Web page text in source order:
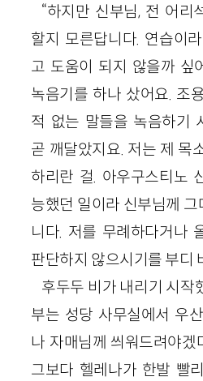
“하지만 신부님, 전 어리
할지 모른답니다. 연습이
고 도움이 되지 않을까 싶
녹음기를 하나 샀어요. 조
적 없는 말들을 녹음하기
곧 깨달았지요. 저는 제 목
하리란 걸. 아우구스티노
능했던 일이라 신부님께
니다. 저를 무례하다거나
판단하지 않으시기를 부디
후두두 비가 내리기 시작
부는 성당 사무실에서 우
나 자매님께 씌워드려야겠
그보다 헬레나가 한발 빨